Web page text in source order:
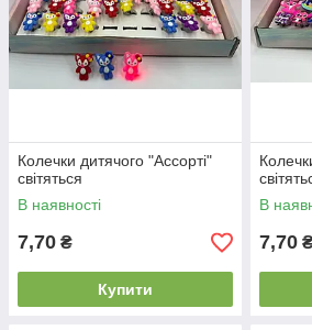
Колечки дитячого "Ассорті"
світяться
В наявності
7,70 ₴
Купити
В
7,70